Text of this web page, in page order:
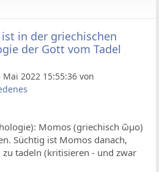
in der griechischen
der Gott vom Tadel
2022 15:55:36 von
Momos (griechisch ῶμο)
Süchtig ist Momos danach,
tadeln (kritisieren - und zwar